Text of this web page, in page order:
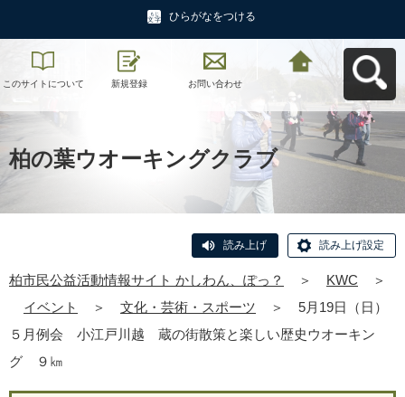
ひらがなをつける
このサイトについて 新規登録 お問い合わせ
サイト かしわん、ぽ
っ？へ戻る
柏の葉ウオーキングクラブ
読み上げ 読み上げ設定
柏市民公益活動情報サイト かしわん、ぽっ？ ＞ KWC
＞
イベント
＞ 文化・芸術・スポーツ ＞
5月19日（日）
５月例会 小江戸川越 蔵の街散策と楽しい歴史ウオーキン
グ ９㎞